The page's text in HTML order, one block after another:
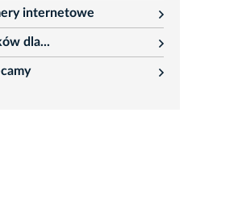
internetowe
dla...